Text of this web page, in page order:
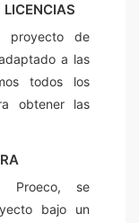
LICENCIAS
proyecto de
a las
todos los
obtener las
Proeco, se
bajo un